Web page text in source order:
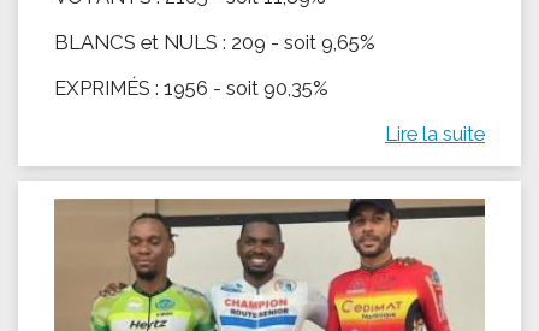
BLANCS et NULS : 209 - soit 9,65%
EXPRIMÉS : 1956 - soit 90,35%
Lire la suite